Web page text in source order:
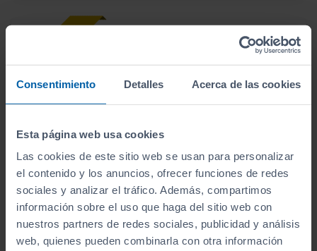
Consentimiento Detalles Acerca de las cookies
Esta página web usa cookies
Las cookies de este sitio web se usan para personalizar
el contenido y los anuncios, ofrecer funciones de redes
sociales y analizar el tráfico. Además, compartimos
información sobre el uso que haga del sitio web con
nuestros partners de redes sociales, publicidad y análisis
web, quienes pueden combinarla con otra información